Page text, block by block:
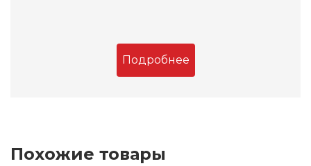
Подробнее
Похожие товары